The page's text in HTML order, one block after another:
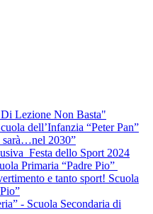
Lezione Non Basta"
dell’Infanzia “Peter Pan”
sarà…nel 2030”
Festa dello Sport 2024
Primaria “Padre Pio”
e tanto sport! Scuola
- Scuola Secondaria di